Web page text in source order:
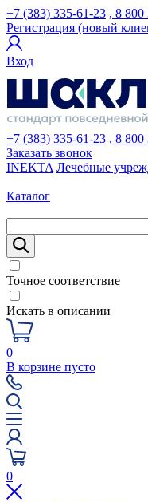
+7 (383) 335-61-23 , 8 800
Регистрация (новый
Вход
+7 (383) 335-61-23 , 8 800
Заказать звонок
INEKTA Лечебные
Каталог
Точное соответствие
Искать в описании
0
В корзине пусто
0